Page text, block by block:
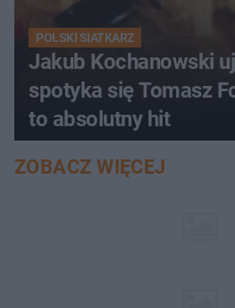
POLSKI SIATKARZ
Jakub Kochanowski
spotyka się Tomasz
to absolutny hit
ZOBACZ WIĘCEJ